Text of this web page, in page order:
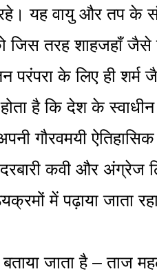
यह वायु और तप के
तरह शाहजहाँ जैसे
परंपरा के लिए ही शर्म
है कि देश के
गौरवमयी
कवी और अंग्रेज
में पढ़ाया जाता
जाता है – ताज